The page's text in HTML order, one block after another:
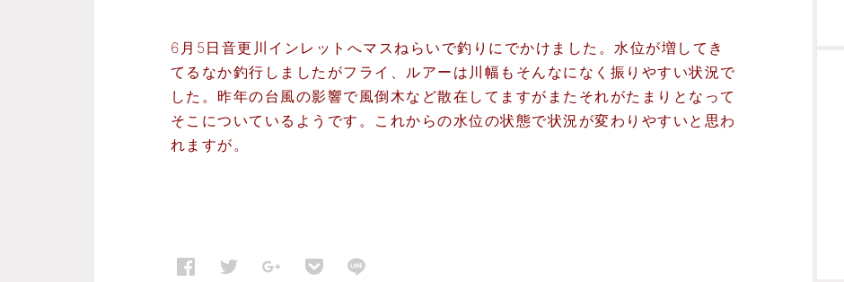
6月5日音更川インレットへマスねらいで釣りにでかけました。水位が増してき
てるなか釣行しましたがフライ、ルアーは川幅もそんなになく振りやすい状況で
した。昨年の台風の影響で風倒木など散在してますがまたそれがたまりとなって
そこについているようです。これからの水位の状態で状況が変わりやすいと思わ
れますが。